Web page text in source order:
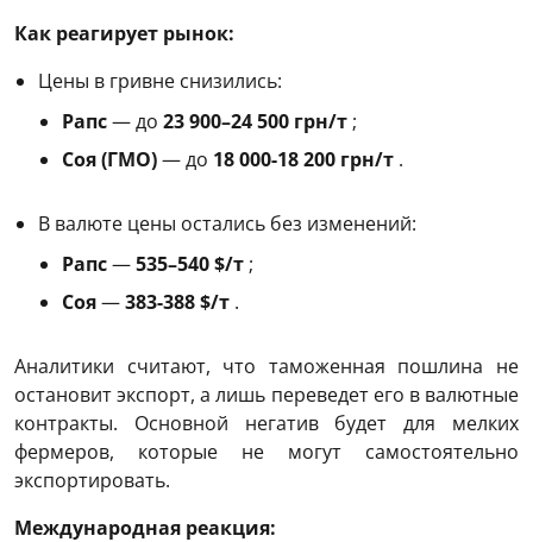
Как реагирует рынок:
Цены в гривне снизились:
Рапс— до 23 900–24 500 грн/т ;
Соя (ГМО)— до 18 000-18 200 грн/т .
В валюте цены остались без изменений:
Рапс—535–540 $/т ;
Соя—383-388 $/т .
Аналитики считают, что таможенная пошлина не
остановит экспорт, а лишь переведет его в валютные
контракты. Основной негатив будет для мелких
фермеров, которые не могут самостоятельно
экспортировать.
Международная реакция: